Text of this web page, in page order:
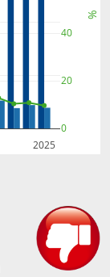
2025
0
20
40
%